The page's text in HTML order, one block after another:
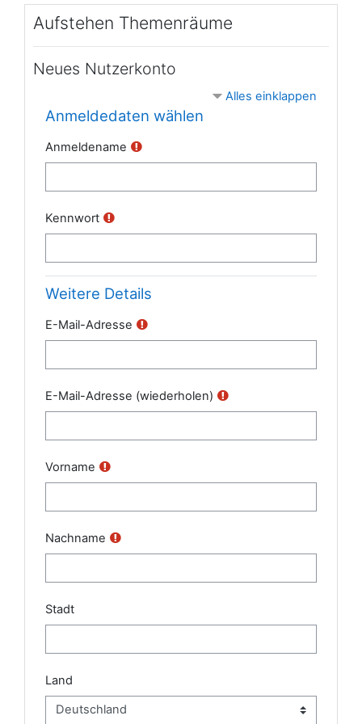
Zum Hauptinhalt
Aufstehen Themenräume
Neues Nutzerkonto
Alles einklappen
Anmeldedaten wählen
Anmeldename
Kennwort
Weitere Details
E-Mail-Adresse
E-Mail-Adresse (wiederholen)
Vorname
Nachname
Stadt
Land